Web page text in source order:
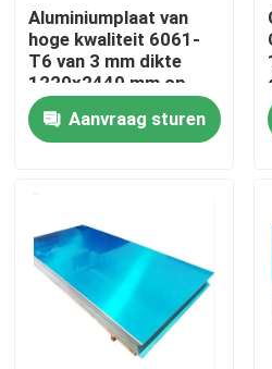
Fabriekstocht
Kwaliteitscontrole
Nieuws
Vraag een offerte
De Bladen van de roestvrij
Aluminiumplaat van
hoge kwaliteit 6061-
T6 van 3 mm dikte
1220x2440 mm op
maat gesneden voor
industriële toepassing
in de luchtvaart
Aanvraag sturen